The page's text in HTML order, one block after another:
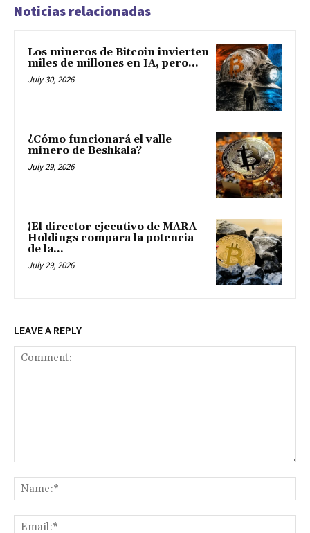
Noticias relacionadas
Los mineros de Bitcoin invierten
miles de millones en IA, pero...
July 30, 2026
¿Cómo funcionará el valle
minero de Beshkala?
July 29, 2026
¡El director ejecutivo de MARA
Holdings compara la potencia
de la...
July 29, 2026
LEAVE A REPLY